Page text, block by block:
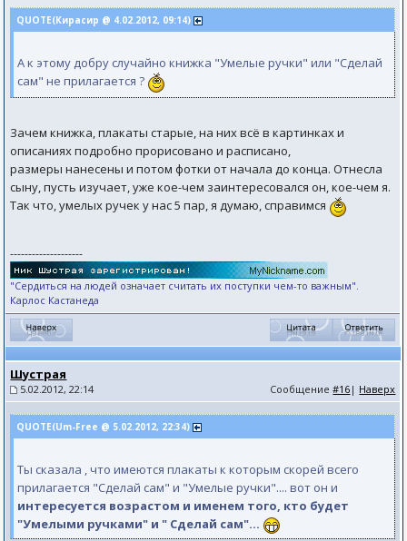
QUOTE(Кирасир @ 4.02.2012, 09:14)
А к этому добру случайно книжка "Умелые ручки" или "Сделай
сам" не прилагается ?
Зачем книжка, плакаты старые, на них всё в картинках и
описаниях подробно прорисовано и расписано,
размеры нанесены и потом фотки от начала до конца. Отнесла
сыну, пусть изучает, уже кое-чем заинтересовался он, кое-чем я.
Так что, умелых ручек у нас 5 пар, я думаю, справимся
--------------------
"Сердиться на людей означает считать их поступки чем-то важным".
Карлос Кастанеда
Шустрая
5.02.2012, 22:14 Сообщение#16 | Наверх
QUOTE(Um-Free @ 5.02.2012, 22:34)
Ты сказала , что имеются плакаты к которым скорей всего
прилагается "Сделай сам" и "Умелые ручки".... вот он и
интересуется возрастом и именем того, кто будет
"Умелыми ручками" и " Сделай сам"...